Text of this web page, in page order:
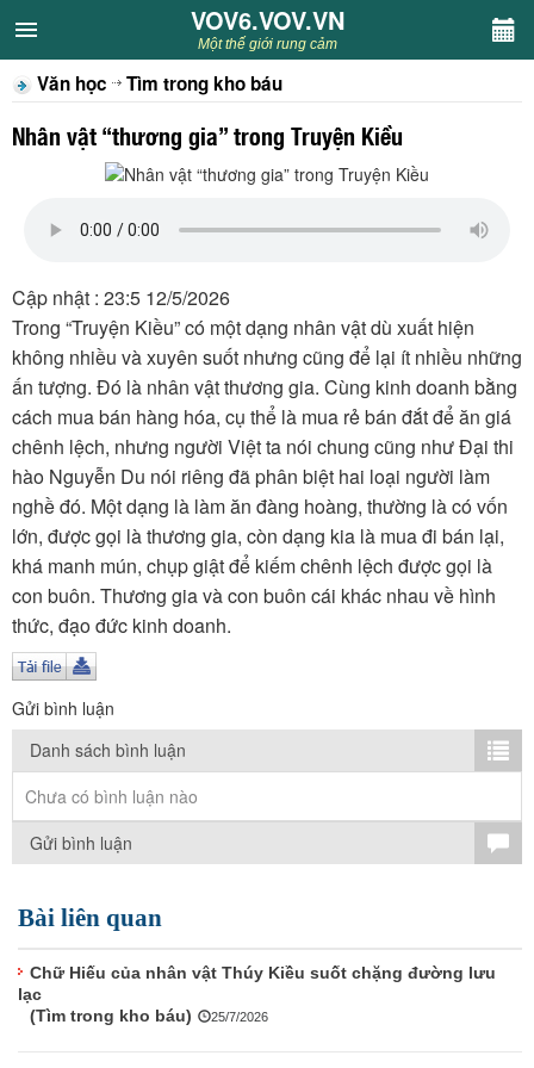
VOV6.VOV.VN
CHUYÊN MỤC
Khách VOV6
Sân khấu
Thiếu nhi
Kết nối VOV6
TÌM KIẾM
Vận hành bởi QI Corp
VOV6.VOV.VN
Một thế giới rung cảm
Văn học Tìm trong kho báu
Nhân vật “thương gia” trong Truyện Kiều
Cập nhật : 23:5 12/5/2026
Trong “Truyện Kiều” có một dạng nhân vật dù xuất hiện
không nhiều và xuyên suốt nhưng cũng để lại ít nhiều những
ấn tượng. Đó là nhân vật thương gia. Cùng kinh doanh bằng
cách mua bán hàng hóa, cụ thể là mua rẻ bán đắt để ăn giá
chênh lệch, nhưng người Việt ta nói chung cũng như Đại thi
hào Nguyễn Du nói riêng đã phân biệt hai loại người làm
nghề đó. Một dạng là làm ăn đàng hoàng, thường là có vốn
lớn, được gọi là thương gia, còn dạng kia là mua đi bán lại,
khá manh mún, chụp giật để kiếm chênh lệch được gọi là
con buôn. Thương gia và con buôn cái khác nhau về hình
thức, đạo đức kinh doanh.
Gửi bình luận
Danh sách bình luận
Chưa có bình luận nào
Gửi bình luận
Bài liên quan
Chữ Hiếu của nhân vật Thúy Kiều suốt chặng đường lưu
lạc
(Tìm trong kho báu)
25/7/2026